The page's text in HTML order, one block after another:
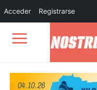
Acceder Registrarse